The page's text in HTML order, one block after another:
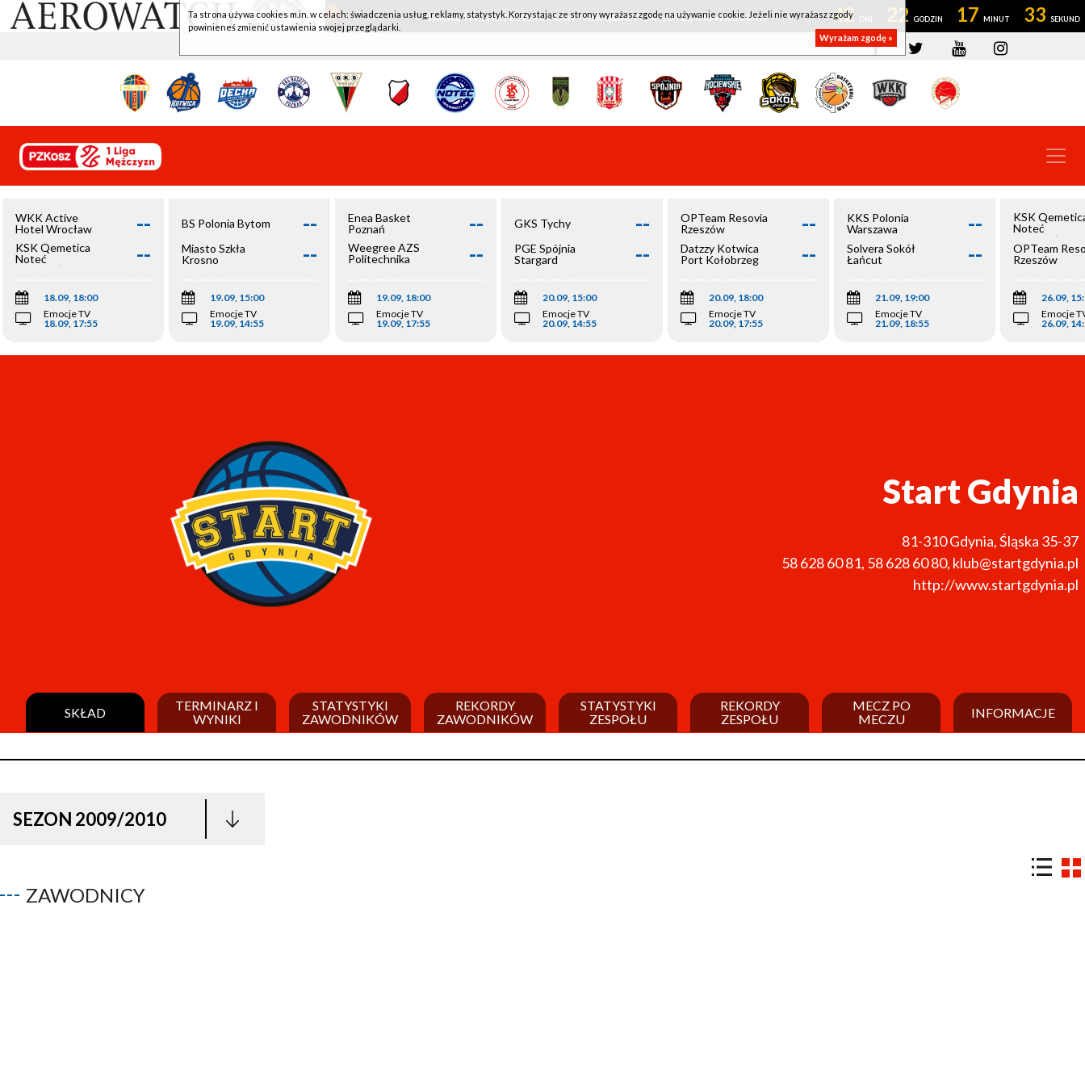
WKK ACTIVE HOTEL WROCŁAW - KSK QEMETICA NOTEĆ INOWROCŁAW 42 22 17 33
WKK Active
Hotel Wrocław
--
KSK Qemetica
Noteć
Inowrocław
--
18.09, 18:00
Emocje TV
18.09, 17:55
BS Polonia Bytom --
Miasto Szkła
Krosno
--
19.09, 15:00
Emocje TV
19.09, 14:55
Enea Basket
Poznań
--
Weegree AZS
Politechnika
--
19.09, 18:00
Emocje TV
19.09, 17:55
GKS Tychy --
PGE Spójnia
Stargard
--
20.09, 15:00
Emocje TV
20.09, 14:55
OPTeam Resovia
Rzeszów
--
Datzzy Kotwica
Port Kołobrzeg
--
20.09, 18:00
Emocje TV
20.09, 17:55
KKS Polonia
Warszawa
--
Solvera Sokół
Łańcut
--
21.09, 19:00
Emocje TV
21.09, 18:55
KSK
Noteć
Inowrocław
OPTeam
Rzeszów
26.09,
Emocje
26.09,
Start Gdynia
81-310Gdynia,Śląska 35-37
58 628 60 81, 58 628 60 80, klub@startgdynia.pl
http://www.startgdynia.pl
SKŁAD
TERMINARZ I
WYNIKI
STATYSTYKI
ZAWODNIKÓW
REKORDY
ZAWODNIKÓW
STATYSTYKI
ZESPOŁU
REKORDY
ZESPOŁU
MECZ PO
MECZU
INFORMACJE
SEZON 2009/2010
ZAWODNICY
Ta strona używa cookies m.in. w celach: świadczenia usług, reklamy, statystyk. Korzystając ze strony wyrażasz zgodę na używanie cookie. Jeżeli nie wyrażasz zgody
powinieneś zmienić ustawienia swojej przeglądarki.
Wyrażam zgodę »